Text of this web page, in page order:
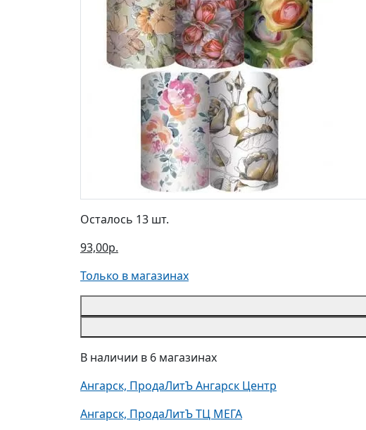
Осталось 13 шт.
93,00р.
Только в магазинах
В наличии в 6 магазинах
Ангарск, ПродаЛитЪ Ангарск Центр
Ангарск, ПродаЛитЪ ТЦ МЕГА